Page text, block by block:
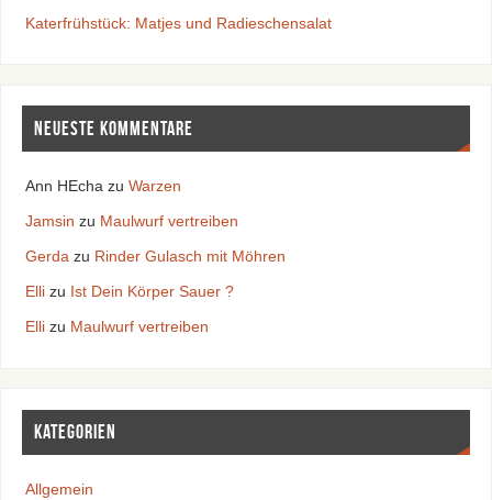
Katerfrühstück: Matjes und Radieschensalat
Neueste Kommentare
Ann HEcha zu Warzen
Jamsin zu Maulwurf vertreiben
Gerda zu Rinder Gulasch mit Möhren
Ellizu Ist Dein Körper Sauer ?
Ellizu Maulwurf vertreiben
Kategorien
Allgemein